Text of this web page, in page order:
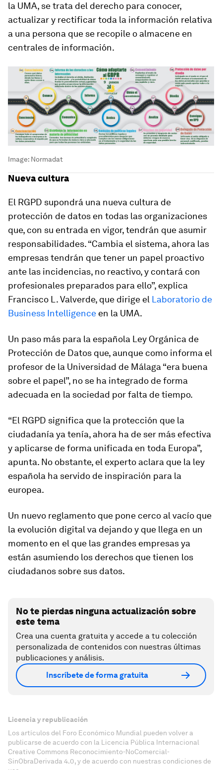
la UMA, se trata del derecho para conocer,
actualizar y rectificar toda la información relativa
a una persona que se recopile o almacene en
centrales de información.
Image: Normadat
Nueva cultura
El RGPD supondrá una nueva cultura de
protección de datos en todas las organizaciones
que, con su entrada en vigor, tendrán que asumir
responsabilidades. “Cambia el sistema, ahora las
empresas tendrán que tener un papel proactivo
ante las incidencias, no reactivo, y contará con
profesionales preparados para ello”, explica
Francisco L. Valverde, que dirige el Laboratorio de
Business Intelligence en la UMA.
Un paso más para la española Ley Orgánica de
Protección de Datos que, aunque como informa el
profesor de la Universidad de Málaga “era buena
sobre el papel”, no se ha integrado de forma
adecuada en la sociedad por falta de tiempo.
“El RGPD significa que la protección que la
ciudadanía ya tenía, ahora ha de ser más efectiva
y aplicarse de forma unificada en toda Europa”,
apunta. No obstante, el experto aclara que la ley
española ha servido de inspiración para la
europea.
Un nuevo reglamento que pone cerco al vacío que
la evolución digital va dejando y que llega en un
momento en el que las grandes empresas ya
están asumiendo los derechos que tienen los
ciudadanos sobre sus datos.
No te pierdas ninguna actualización sobre
este tema
Crea una cuenta gratuita y accede a tu colección
personalizada de contenidos con nuestras últimas
publicaciones y análisis.
Inscríbete de forma gratuita
Licencia y republicación
Los artículos del Foro Económico Mundial pueden volver a
publicarse de acuerdo con la Licencia Pública Internacional
Creative Commons Reconocimiento-NoComercial-
SinObraDerivada 4.0, y de acuerdo con nuestras condiciones de